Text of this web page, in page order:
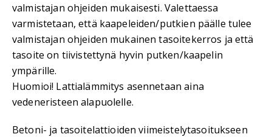
valmistajan ohjeiden mukaisesti. Valettaessa
varmistetaan, että kaapeleiden/putkien päälle tulee
valmistajan ohjeiden mukainen tasoitekerros ja että
tasoite on tiivistettynä hyvin putken/kaapelin
ympärille.
Huomioi! Lattialämmitys asennetaan aina
vedeneristeen alapuolelle.
Betoni- ja tasoitelattioiden viimeistelytasoitukseen